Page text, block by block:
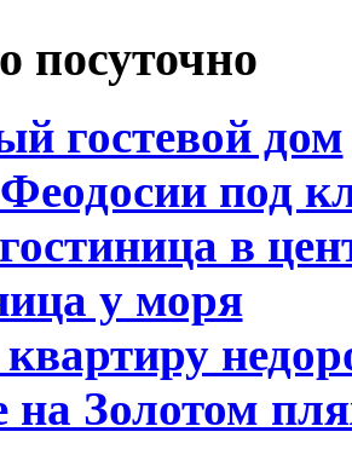
посуточно
гостевой дом
под
в
у моря
Золотом